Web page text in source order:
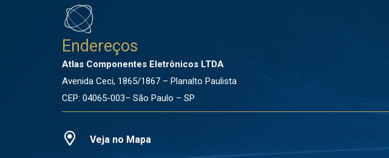
Endereços
Atlas Componentes Eletrônicos LTDA
Avenida Ceci, 1865/1867 – Planalto Paulista
CEP: 04065-003– São Paulo – SP
Veja no Mapa